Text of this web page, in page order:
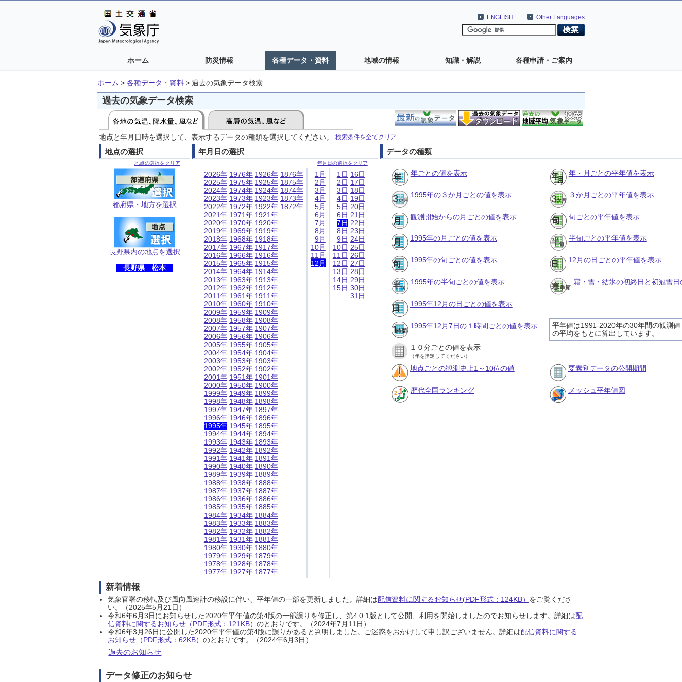
Other Languages
ENGLISH
ホーム 防災情報 各種データ・資料 地域の情報 知識・解説 各種申請・ご案内
ホーム > 各種データ・資料 > 過去の気象データ検索
過去の気象データ検索
地点と年月日時を選択して、表示するデータの種類を選択してください。 検索条件を全てクリア
地点の選択
地点の選択をクリア
都府県・地方を選択
長野県内の地点を選択
長野県 松本
年月日の選択
年月日の選択をクリア
2026年
2025年
2024年
2023年
2022年
2021年
2020年
2019年
2018年
2017年
2016年
2015年
2014年
2013年
2012年
2011年
2010年
2009年
2008年
2007年
2006年
2005年
2004年
2003年
2002年
2001年
2000年
1999年
1998年
1997年
1996年
1995年
1994年
1993年
1992年
1991年
1990年
1989年
1988年
1987年
1986年
1985年
1984年
1983年
1982年
1981年
1980年
1979年
1978年
1977年
1976年
1975年
1974年
1973年
1972年
1971年
1970年
1969年
1968年
1967年
1966年
1965年
1964年
1963年
1962年
1961年
1960年
1959年
1958年
1957年
1956年
1955年
1954年
1953年
1952年
1951年
1950年
1949年
1948年
1947年
1946年
1945年
1944年
1943年
1942年
1941年
1940年
1939年
1938年
1937年
1936年
1935年
1934年
1933年
1932年
1931年
1930年
1929年
1928年
1927年
1926年
1925年
1924年
1923年
1922年
1921年
1920年
1919年
1918年
1917年
1916年
1915年
1914年
1913年
1912年
1911年
1910年
1909年
1908年
1907年
1906年
1905年
1904年
1903年
1902年
1901年
1900年
1899年
1898年
1897年
1896年
1895年
1894年
1893年
1892年
1891年
1890年
1889年
1888年
1887年
1886年
1885年
1884年
1883年
1882年
1881年
1880年
1879年
1878年
1877年
1876年
1875年
1874年
1873年
1872年
1月
2月
3月
4月
5月
6月
7月
8月
9月
10月
11月
12月
1日
2日
3日
4日
5日
6日
7日
8日
9日
10日
11日
12日
13日
14日
15日
16日
17日
18日
19日
20日
21日
22日
23日
24日
25日
26日
27日
28日
29日
30日
31日
データの種類
年ごとの値を表示 年・月ごとの平年値を表示
1995年の３か月ごとの値を表示 ３か月ごとの平年値を表示
観測開始からの月ごとの値を表示 旬ごとの平年値を表示
1995年の月ごとの値を表示 半旬ごとの平年値を表示
1995年の旬ごとの値を表示 12月の日ごとの平年値を表示
1995年の半旬ごとの値を表示 霜・雪・結氷の初終日と初冠雪
1995年12月の日ごとの値を表示
平年値は1991-2020年の30年間の観測値
の平均をもとに算出しています。
1995年12月7日の１時間ごとの値を表示
１０分ごとの値を表示
（年を指定してください）
地点ごとの観測史上1～10位の値 要素別データの公開期間
歴代全国ランキング メッシュ平年値図
新着情報
気象官署の移転及び風向風速計の移設に伴い、平年値の一部を更新しました。詳細は配信資料に関するお知らせ(PDF形式：124KB） をご覧くださ
い。（2025年5月21日）
令和6年6月3日にお知らせした2020年平年値の第4版の一部誤りを修正し、第4.0.1版として公開、利用を開始しましたのでお知らせします。詳細は配
信資料に関するお知らせ（PDF形式：121KB） のとおりです。（2024年7月11日）
令和6年3月26日に公開した2020年平年値の第4版に誤りがあると判明しました。ご迷惑をおかけして申し訳ございません。詳細は配信資料に関する
お知らせ（PDF形式：62KB） のとおりです。（2024年6月3日）
過去のお知らせ
データ修正のお知らせ